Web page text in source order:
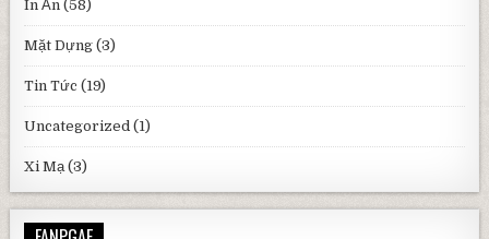
In Ấn (58)
Mặt Dựng (3)
Tin Tức (19)
Uncategorized (1)
Xi Mạ(3)